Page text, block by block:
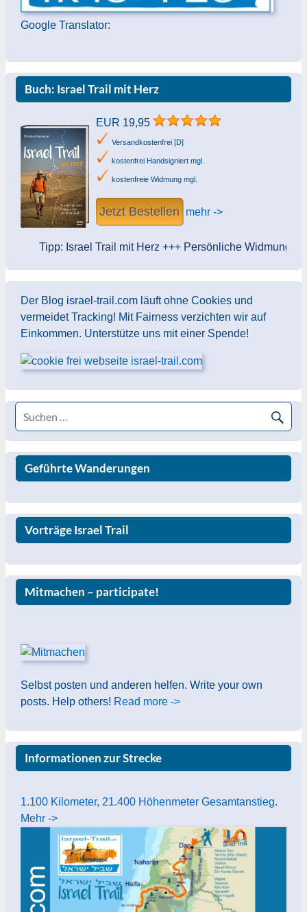
Google Translator:
Buch: Israel Trail mit Herz
EUR 19,95
Versandkostenfrei [D]
kostenfrei Handsigniert mgl.
kostenfreie Widmung mgl.
Jetzt Bestellen mehr ->
Tipp: Israel Trail mit Herz +++ Persönliche Widmung des
Der Blog israel-trail.com läuft ohne Cookies und
vermeidet Tracking! Mit Fairness verzichten wir auf
Einkommen. Unterstütze uns mit einer Spende!
Geführte Wanderungen
Vorträge Israel Trail
Mitmachen – participate!
Selbst posten und anderen helfen. Write your own
posts. Help others! Read more ->
Informationen zur Strecke
1.100 Kilometer, 21.400 Höhenmeter Gesamtanstieg.
Mehr ->